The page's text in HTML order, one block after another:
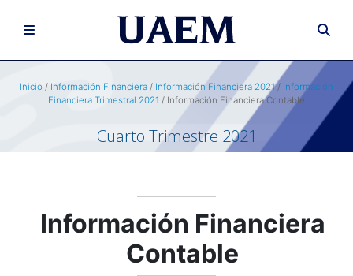
Inicio / Información Financiera / Información Financiera 2021/ Información
Financiera Trimestral 2021 / Información Financiera Contable
Cuarto Trimestre 2021
Información Financiera
Contable